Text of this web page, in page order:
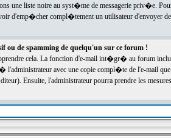
une liste noire au syst�me de messagerie priv�e.
d'emp�cher compl�tement un utilisateur d'envoyer
ou de spamming de quelqu'un sur ce forum !
cela. La fonction d'e-mail int�gr� au forum inclut
l'administrateur avec une copie compl�te de l'e-mail
Ensuite, l'administrateur pourra prendre les